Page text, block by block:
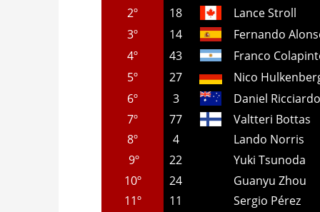
2º
18
Lance Stroll
3º
14
Fernando
4º
43
Franco
5º
27
Nico
6º
3
Daniel
7º
77
Valtteri Bottas
8º
4
Lando Norris
9º
22
Yuki Tsunoda
10º
24
Guanyu Zhou
11º
11
Sergio Pérez